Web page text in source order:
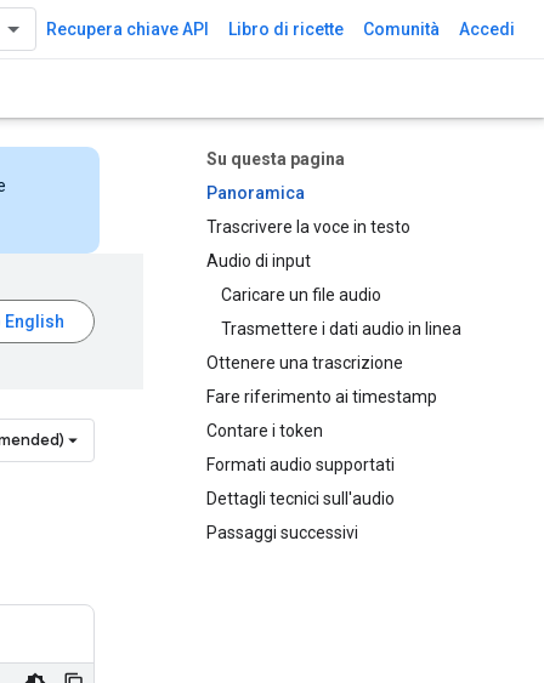
Recupera chiave API Libro di ricette Comunità Accedi
Su questa pagina
Panoramica
Trascrivere la voce in testo
Audio di input
Caricare un file audio
Trasmettere i dati audio in linea
Ottenere una trascrizione
Fare riferimento ai timestamp
Contare i token
Formati audio supportati
Dettagli tecnici sull'audio
Passaggi successivi